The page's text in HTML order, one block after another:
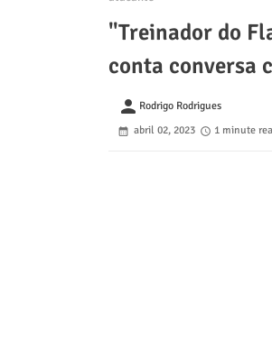
"Treinador do
conta conversa
person Rodrigo Rodrigues
abril 02, 2023
1 minute